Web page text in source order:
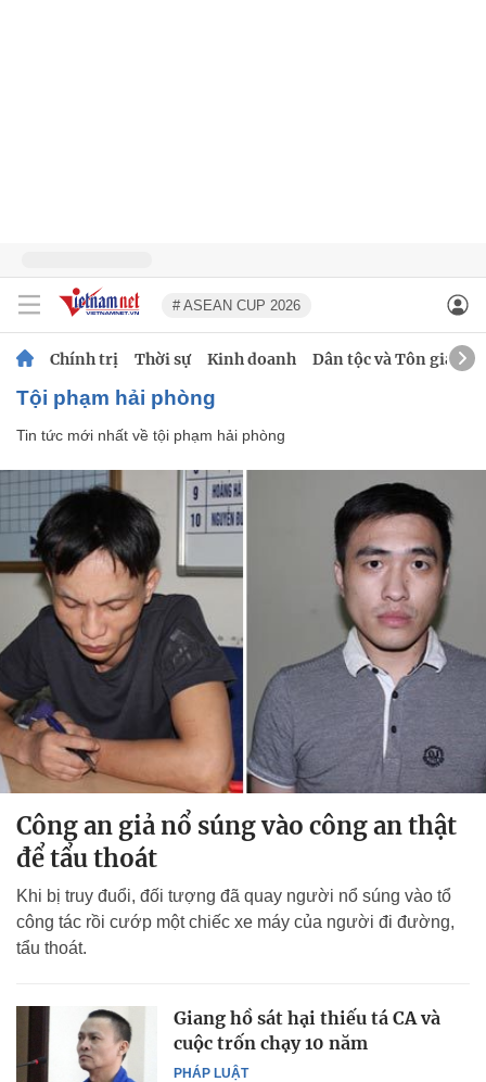
# ASEAN CUP 2026
Chính trị Thời sự Kinh doanh Dân tộc và Tôn giáo
tội phạm hải phòng
Tin tức mới nhất về tội phạm hải phòng
Công an giả nổ súng vào công an thật
để tẩu thoát
Khi bị truy đuổi, đối tượng đã quay người nổ súng vào tổ
công tác rồi cướp một chiếc xe máy của người đi đường,
tẩu thoát.
PHÁP LUẬT
Giang hồ sát hại thiếu tá CA và
cuộc trốn chạy 10 năm